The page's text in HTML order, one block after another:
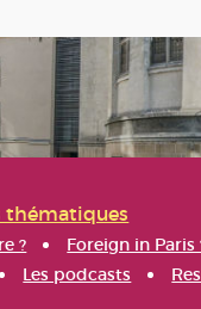
thématiques
? Foreign in Paris
Les podcasts